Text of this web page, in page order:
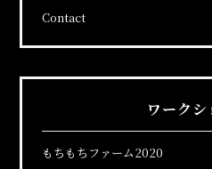
Contact
ワーク
もちもちファーム2020